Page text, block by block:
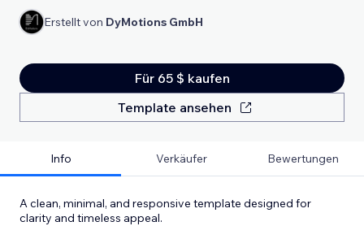
Erstellt von DyMotions GmbH
Für 65 $ kaufen
Template ansehen
Info Verkäufer Bewertungen
A clean, minimal, and responsive template designed for
clarity and timeless appeal.